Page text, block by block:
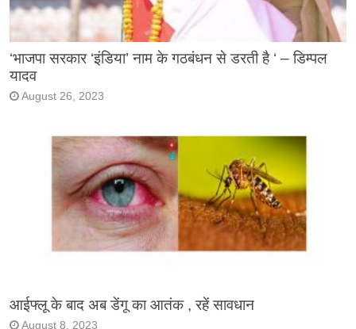
‘भाजपा सरकार ‘इंडिया’ नाम के गठबंधन से डरती है ‘ – डिम्पल
यादव
August 26, 2023
आईफ्लू के बाद अब डेंगू का आतंक , रहें सावधान
August 8, 2023